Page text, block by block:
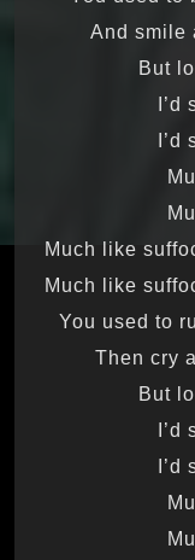
And smile
But
Much like
Much like
You used to
Then cry
But